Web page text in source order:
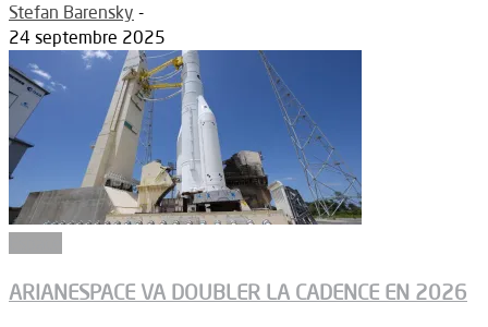
Stefan Barensky -
24 septembre 2025
ARIANESPACE VA DOUBLER LA CADENCE EN 2026